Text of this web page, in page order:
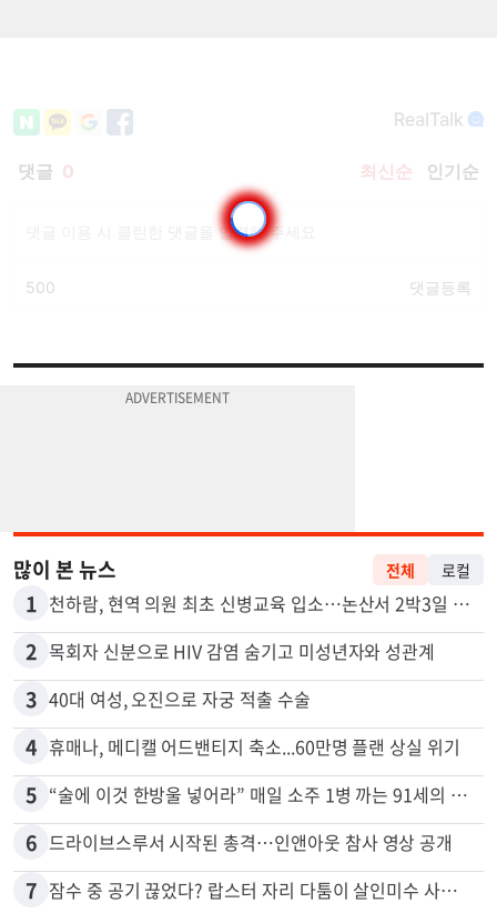
많이 본 뉴스
1
2 목회자 신분으로 HIV 감염 숨기고 미성년자와 성관계
3 40대 여성, 오진으로 자궁 적출 수술
4 휴매나, 메디캘 어드밴티지 축소...60만명 플랜 상실 위기
5 “술에 이것 한방울 넣어라” 매일 소주 1병 까는 91세의 철칙
6 드라이브스루서 시작된 총격…인앤아웃 참사 영상 공개